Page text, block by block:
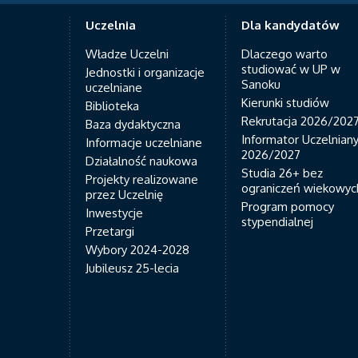
Uczelnia
Władze Uczelni
Jednostki i organizacje
uczelniane
Biblioteka
Baza dydaktyczna
Informacje uczelniane
Działalność naukowa
Projekty realizowane
przez Uczelnię
Inwestycje
Przetargi
Wybory 2024-2028
Jubileusz 25-lecia
Dla kandydatów
Dlaczego warto
studiować w UP w
Sanoku
Kierunki studiów
Rekrutacja 2026/2027
Informator Uczelniany
2026/2027
Studia 26+ bez
ograniczeń
Program pomocy
stypendialnej